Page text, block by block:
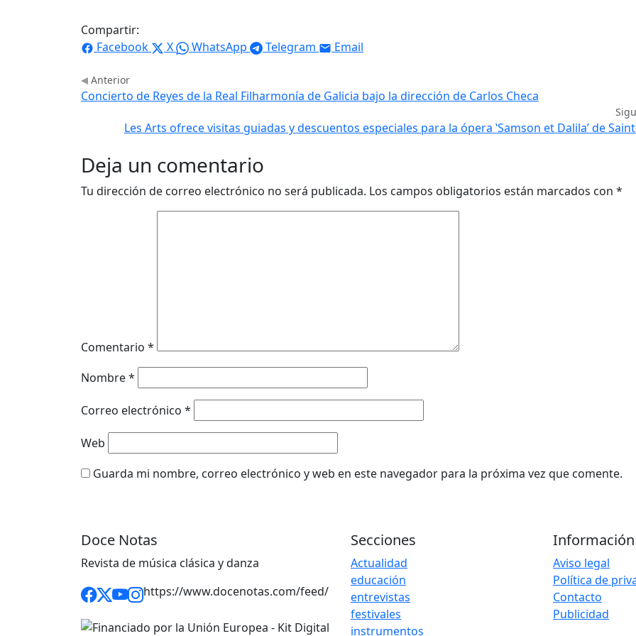
Compartir:
Facebook
X WhatsApp Telegram Email
Anterior
Concierto de Reyes de la Real Filharmonía de Galicia bajo la dirección de Carlos Checa
Les Arts ofrece visitas guiadas y descuentos especiales para la ópera ‛Samson et Dalila’ de
Deja un comentario
Tu dirección de correo electrónico no será publicada. Los campos obligatorios están marcados con *
Comentario *
Nombre*
Correo electrónico *
Web
Guarda mi nombre, correo electrónico y web en este navegador para la próxima vez que comente.
Doce Notas
Revista de música clásica y danza
https://www.docenotas.com/feed/
Secciones
Actualidad
educación
entrevistas
festivales
instrumentos
Información
Aviso legal
Política de
Contacto
Publicidad